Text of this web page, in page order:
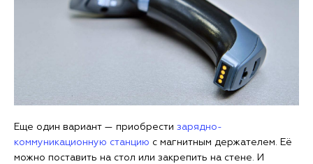
Еще один вариант — приобрести зарядно-
коммуникационную станцию с магнитным держателем. Её
можно поставить на стол или закрепить на стене. И